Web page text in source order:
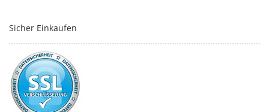
Sicher Einkaufen